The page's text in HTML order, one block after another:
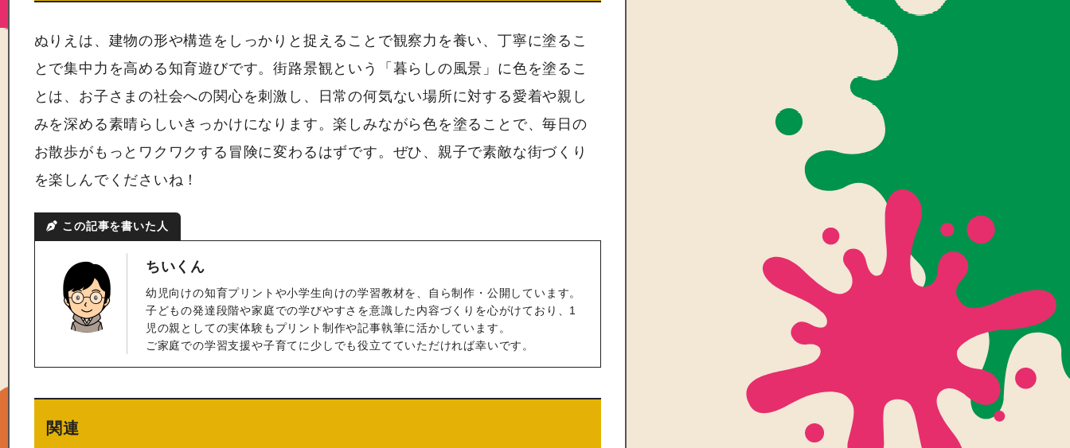
ぬりえは、建物の形や構造をしっかりと捉えることで観察力を養い、丁寧に塗るこ
とで集中力を高める知育遊びです。街路景観という「暮らしの風景」に色を塗るこ
とは、お子さまの社会への関心を刺激し、日常の何気ない場所に対する愛着や親し
みを深める素晴らしいきっかけになります。楽しみながら色を塗ることで、毎日の
お散歩がもっとワクワクする冒険に変わるはずです。ぜひ、親子で素敵な街づくり
を楽しんでくださいね！
この記事を書いた人
ちいくん
幼児向けの知育プリントや小学生向けの学習教材を、自ら制作・公開しています。
子どもの発達段階や家庭での学びやすさを意識した内容づくりを心がけており、1
児の親としての実体験もプリント制作や記事執筆に活かしています。
ご家庭での学習支援や子育てに少しでも役立てていただければ幸いです。
関連